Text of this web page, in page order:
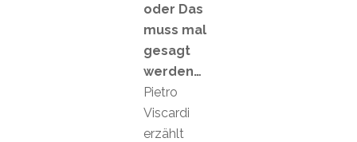
oder Das
muss mal
gesagt
werden…
Pietro
Viscardi
erzählt